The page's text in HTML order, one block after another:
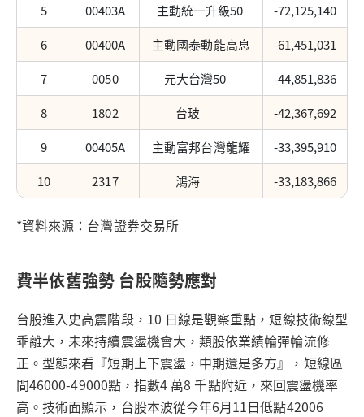
5
00403A 主動統一升級50
-72,125,140
6
00400A 主動國泰動能高息
-61,451,031
7
0050 元大台灣50
-44,851,836
8
1802 台玻
-42,367,692
9
00405A 主動富邦台灣龍耀
-33,395,910
10
2317 鴻海 -33,183,866
*資料來源：台灣證券交易所
費半依舊強勢 台股隨勢應對
台股進入史高震階段，10 日線是觀察重點，短線技術線型
乖離大，未來持續震盪機會大，類股依業績輪彈輪流修
正。型態來看『短期上下震盪，中期還是多方』，短線區
間46000-49000點，指數4 萬8 千點附近，來回震盪機率
高。技術面顯示，台股本波從今年6月11日低點42006